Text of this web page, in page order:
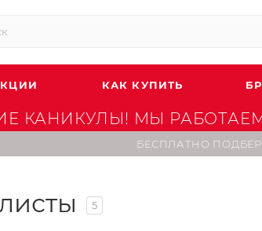
КАК КУПИТЬ
КАНИКУЛЫ! МЫ
БЕСПЛАТНО
5